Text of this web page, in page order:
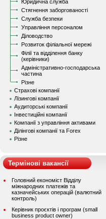
Юридична служба
Стягнення заборгованості
Служба безпеки
Управління персоналом
Діловодство
Розвиток філіальної мережі
Філії та відділення банку
(керівники)
Адміністративно-господарська
частина
Різне
Страхові компанії
Лізингові компанії
Аудиторські компанії
Інвестиційні компанії
Компанії з управління активами
Ділінгові компанії та Forex
Різне
Термінові вакансії
Головний економіст Відділу
міжнародних платежів та
казначейських операцій (валютний
контроль)
Керівник проєктів і програм (small
business product owner)